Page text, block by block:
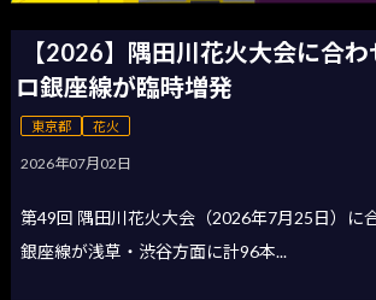
【2026】隅田川花火大会に合
ロ銀座線が臨時増発
東京都 花火
2026年07月02日
第49回 隅田川花火大会（2026年7月25日）に
銀座線が浅草・渋谷方面に計96本...